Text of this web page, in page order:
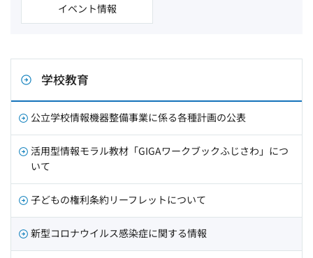
イベント情報
学校教育
公立学校情報機器整備事業に係る各種計画の公表
活用型情報モラル教材「GIGAワークブックふじさわ」につ
いて
子どもの権利条約リーフレットについて
新型コロナウイルス感染症に関する情報